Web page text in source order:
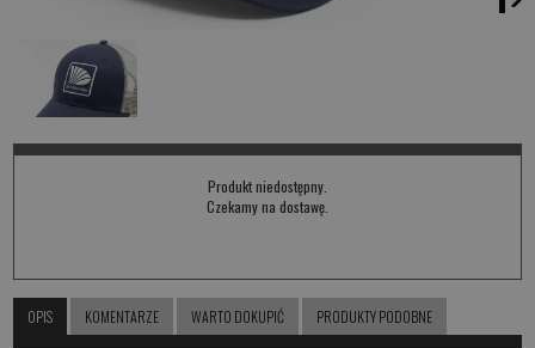
Produkt niedostępny.
Czekamy na dostawę.
OPIS KOMENTARZE WARTO DOKUPIĆ PRODUKTY PODOBNE